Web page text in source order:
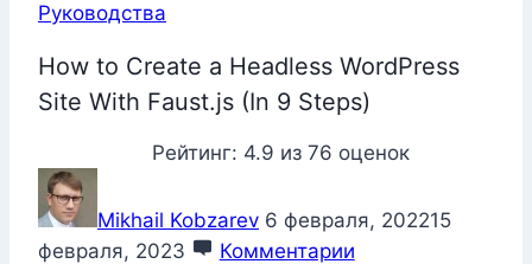
Руководства
How to Create a Headless WordPress
Site With Faust.js (In 9 Steps)
Рейтинг: 4.9 из76 оценок
Mikhail Kobzarev 6 февраля, 202215
февраля, 2023
Комментарии